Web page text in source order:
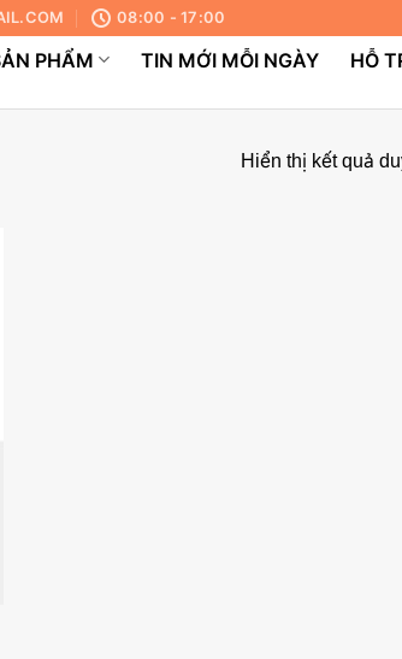
08:00 - 17:00
PHẨM TIN MỚI MỖI NGÀY
HỖ
Hiển thị kết quả